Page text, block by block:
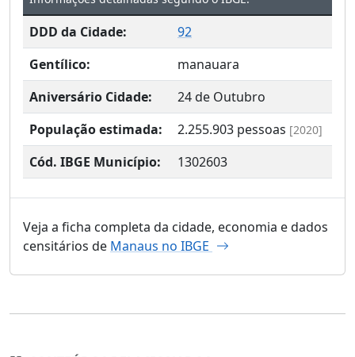
DDD da Cidade:
92
Gentílico:
manauara
Aniversário Cidade:
24 de Outubro
População estimada:
2.255.903 pessoas [2020]
Cód. IBGE Município: 1302603
Veja a ficha completa da cidade, economia e dados
censitários de Manaus no IBGE